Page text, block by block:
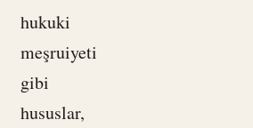
hukuki
meşruiyeti
gibi
hususlar,